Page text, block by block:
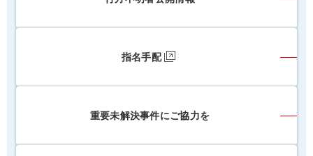
指名手配
重要未解決事件にご協力を